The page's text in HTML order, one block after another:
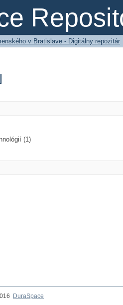
v Bratislave - Digitálny repozitár
(1)
DuraSpace